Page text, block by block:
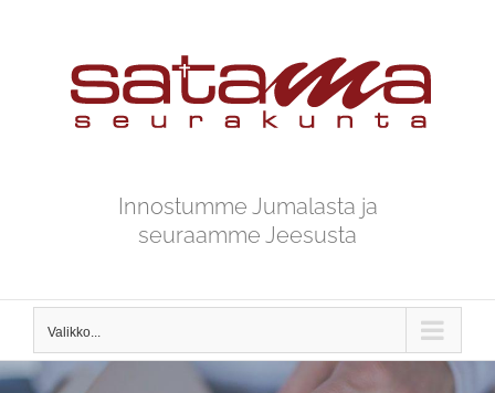
Innostumme Jumalasta ja
seuraamme Jeesusta
Valikko...